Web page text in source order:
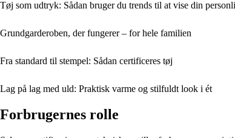
Tøj som udtryk: Sådan bruger du trends til at vise din
Grundgarderoben, der fungerer – for hele familien
Fra standard til stempel: Sådan certificeres tøj
Lag på lag med uld: Praktisk varme og stilfuldt look i ét
Forbrugernes rolle